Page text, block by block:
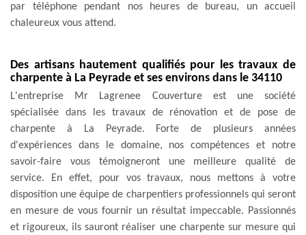
par téléphone pendant nos heures de bureau, un accueil
chaleureux vous attend.
Des artisans hautement qualifiés pour les travaux de
charpente à La Peyrade et ses environs dans le 34110
L'entreprise Mr Lagrenee Couverture est une société
spécialisée dans les travaux de rénovation et de pose de
charpente à La Peyrade. Forte de plusieurs années
d'expériences dans le domaine, nos compétences et notre
savoir-faire vous témoigneront une meilleure qualité de
service. En effet, pour vos travaux, nous mettons à votre
disposition une équipe de charpentiers professionnels qui seront
en mesure de vous fournir un résultat impeccable. Passionnés
et rigoureux, ils sauront réaliser une charpente sur mesure qui